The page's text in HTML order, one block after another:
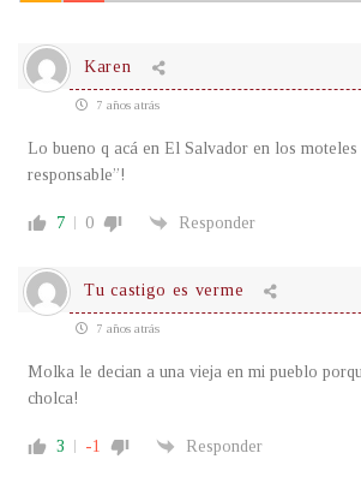
Karen
7 años atrás
Lo bueno q acá en El Salvador en los
responsable”!
7 0 Responder
Tu castigo es verme
7 años atrás
Molka le decian a una vieja en mi pueblo
cholca!
3 -1 Responder